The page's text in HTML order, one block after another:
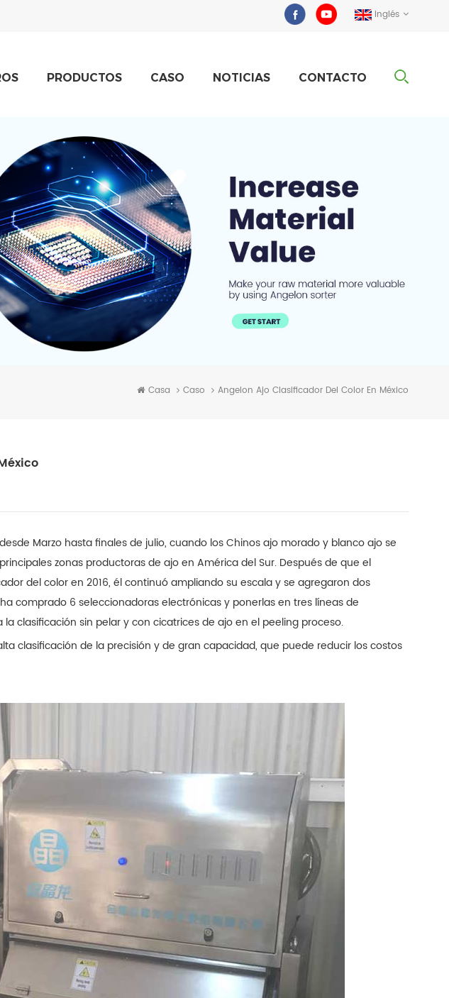
Inglés
PRODUCTOS CASO NOTICIAS CONTACTO
Casa Caso Angelon Ajo Clasificador Del Color En México
Marzo hasta finales de julio, cuando los Chinos ajo morado y blanco ajo se
zonas productoras de ajo en América del Sur. Después de que el
del color en 2016, él continuó ampliando su escala y se agregaron dos
comprado 6 seleccionadoras electrónicas y ponerlas en tres líneas de
clasificación sin pelar y con cicatrices de ajo en el peeling proceso.
clasificación de la precisión y de gran capacidad, que puede reducir los costos